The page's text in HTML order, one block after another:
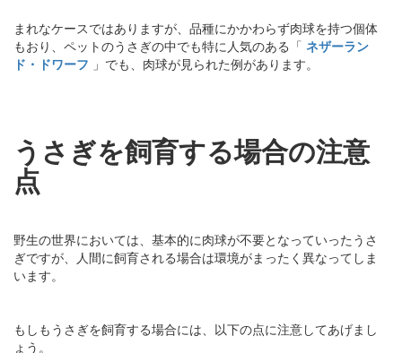
まれなケースではありますが、品種にかかわらず肉球を持つ個体
もおり、ペットのうさぎの中でも特に人気のある「 ネザーラン
ド・ドワーフ 」でも、肉球が見られた例があります。
うさぎを飼育する場合の注意
点
野生の世界においては、基本的に肉球が不要となっていったうさ
ぎですが、人間に飼育される場合は環境がまったく異なってしま
います。
もしもうさぎを飼育する場合には、以下の点に注意してあげまし
ょう。